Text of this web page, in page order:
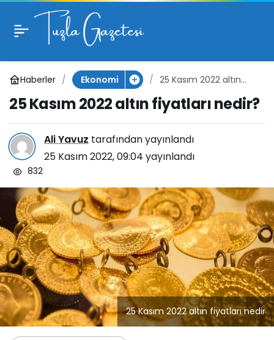
Haberler Ekonomi
25 Kasım 2022 altın
25 Kasım 2022 altın fiyatları nedir?
Ali Yavuz tarafından yayınlandı
25 Kasım 2022, 09:04 yayınlandı
832
25 Kasım 2022 altın fiyatları nedir
25 Kasım 2022 altın